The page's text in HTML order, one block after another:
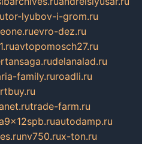
tor-lyubov-i-grom.ru
evro-dez.ru
avtopomosch27.ru
delanalad.ru
family.ruroadli.ru
trade-farm.ru
autodamp.ru
nv750.rux-ton.ru